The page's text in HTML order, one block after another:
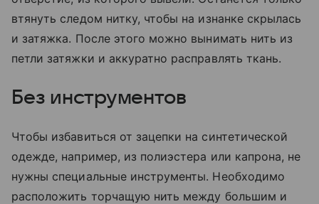
втянуть следом нитку, чтобы на изнанке скрылась
и затяжка. После этого можно вынимать нить из
петли затяжки и аккуратно расправлять ткань.
Без инструментов
Чтобы избавиться от зацепки на синтетической
одежде, например, из полиэстера или капрона, не
нужны специальные инструменты. Необходимо
расположить торчащую нить между большим и